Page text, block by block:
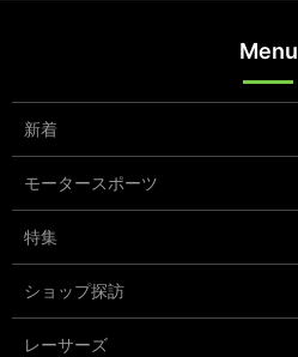
Menu
新着
モータースポーツ
特集
ショップ探訪
レーサーズ